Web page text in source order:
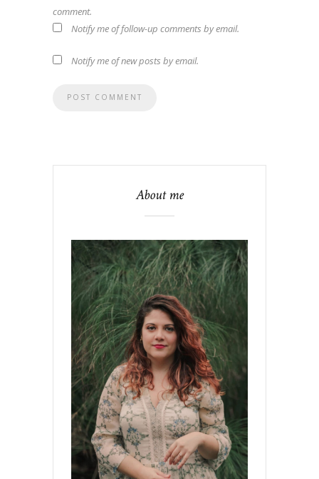
comment.
Notify me of follow-up comments by email.
Notify me of new posts by email.
About me